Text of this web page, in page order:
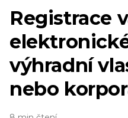
Registrace
výhradní
nebo